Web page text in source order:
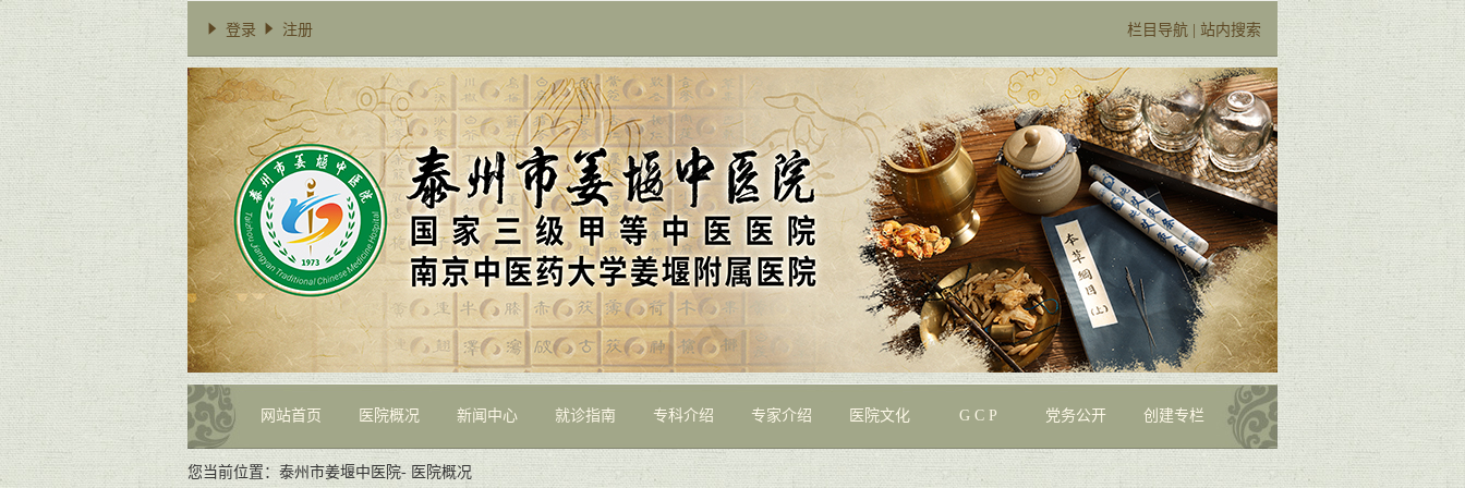
登录 注册 栏目导航 站内搜索
网站首页 医院概况 新闻中心 就诊指南 专科介绍 专家介绍 医院文化 G C P 党务公开 创建专栏
您当前位置： 泰州市姜堰中医院- 医院概况